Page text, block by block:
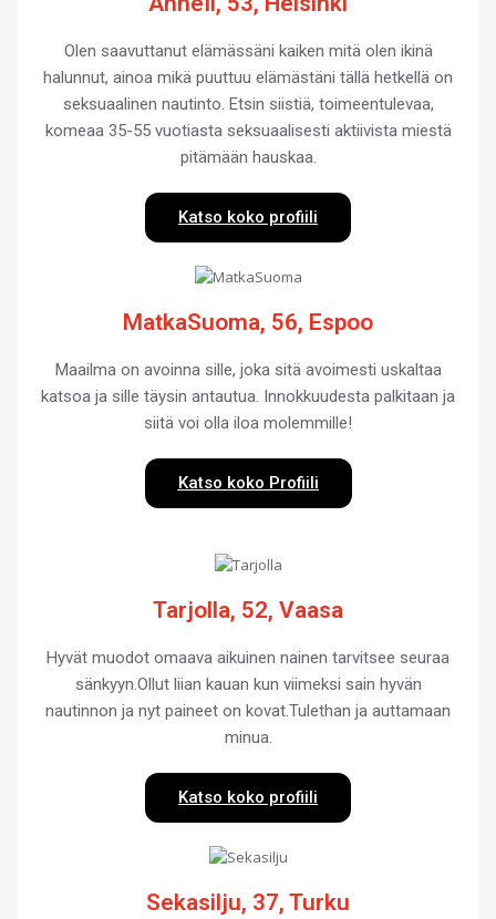
Olen saavuttanut elämässäni kaiken mitä olen ikinä
halunnut, ainoa mikä puuttuu elämästäni tällä hetkellä on
seksuaalinen nautinto. Etsin siistiä, toimeentulevaa,
komeaa 35-55 vuotiasta seksuaalisesti aktiivista miestä
pitämään hauskaa.
Katso koko profiili
MatkaSuoma, 56, Espoo
Maailma on avoinna sille, joka sitä avoimesti uskaltaa
katsoa ja sille täysin antautua. Innokkuudesta palkitaan ja
siitä voi olla iloa molemmille!
Katso koko Profiili
Tarjolla, 52, Vaasa
Hyvät muodot omaava aikuinen nainen tarvitsee seuraa
sänkyyn.Ollut liian kauan kun viimeksi sain hyvän
nautinnon ja nyt paineet on kovat.Tulethan ja auttamaan
minua.
Katso koko profiili
Sekasilju, 37, Turku